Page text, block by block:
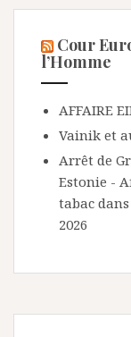
Cour
l’Homme
AFFAIRE
Vainik et
Arrêt de
Estonie -
tabac
2026